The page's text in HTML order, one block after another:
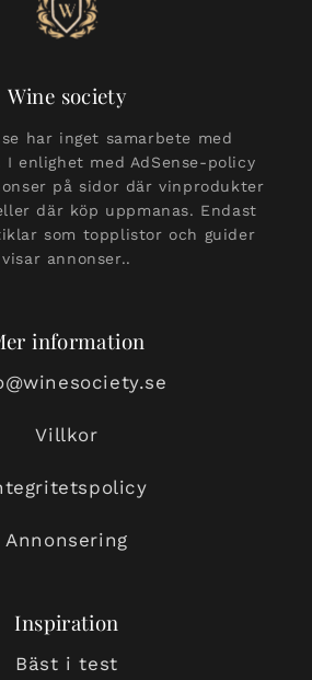
Wine society
har inget samarbete med
I enlighet med AdSense-policy
på sidor där vinprodukter
där köp uppmanas. Endast
som topplistor och guider
visar annonser..
information
Villkor
Annonsering
Inspiration
Bäst i test